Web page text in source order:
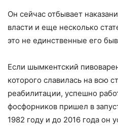
Он сейчас отбывает
власти и еще несколько
это не единственные его
Если шымкентский
которого славилась на всю
реабилитации, успешно
фосфорников пришел в
1982 году и до 2016 года он